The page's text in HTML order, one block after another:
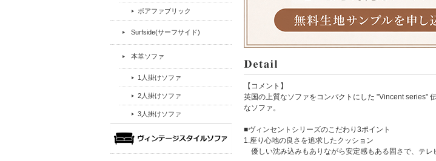
ボアファブリック
Surfside(サーフサイド)
本革ソファ
1人掛けソファ
2人掛けソファ
3人掛けソファ
【コメント】
英国の上質なソファをコンパクトにした "Vincent series"
なソファ。
■ヴィンセントシリーズのこだわり3ポイント
1.座り心地の良さを追求したクッション
優しい沈み込みもありながら安定感もある固さで、テレ